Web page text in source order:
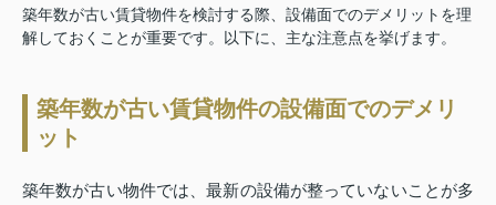
築年数が古い賃貸物件を検討する際、設備面でのデメリットを理
解しておくことが重要です。以下に、主な注意点を挙げます。
築年数が古い賃貸物件の設備面でのデメリ
ット
築年数が古い物件では、最新の設備が整っていないことが多